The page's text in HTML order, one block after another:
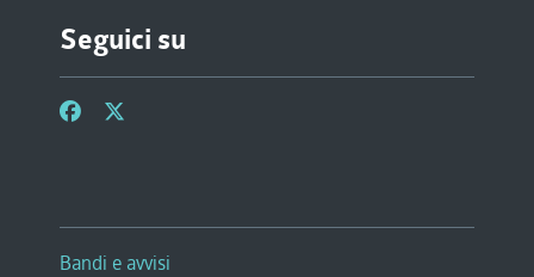
Seguici su
Bandi e avvisi